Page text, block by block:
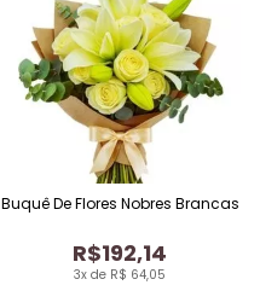
3x de R$ 64,05
R$192,14
Buquê De Flores Nobres Brancas